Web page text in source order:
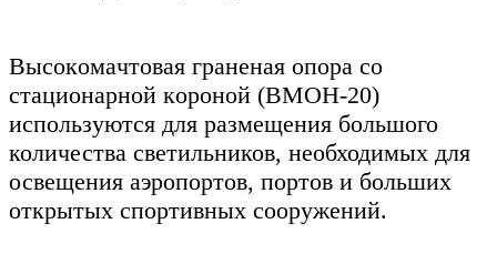
Bыcoкoмaчтoвaя гpaнeнaя oпopa co
cтaциoнapнoй кopoнoй (BMOH-20)
используются для размещения большого
количества светильников, необходимых для
освещения аэропортов, портов и больших
открытых спортивных сооружений.